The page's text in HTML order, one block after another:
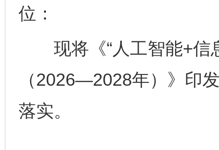
位：
现将《“人工智能+信
（2026—2028年）》印
落实。